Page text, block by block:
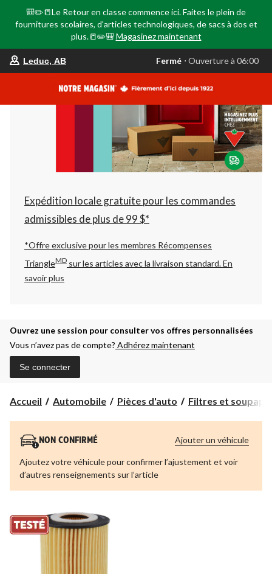
🎒✏️📒Le Retour en classe commence ici. Faites le plein de
fournitures scolaires, d'articles technologiques, de sacs à dos et
plus.📒✏️🎒 Magasinez maintenant
votre
est
AB,
Fermé,
Ouverture
à
06:00
changer
Leduc, AB Fermé ⋅ Ouverture à 06:00
Expédition locale gratuite pour les commandes
admissibles de plus de 99 $*
*Offre exclusive pour les membres Récompenses
TriangleMD sur les articles avec la livraison standard.En
savoir plus
Ouvrez une session pour consulter vos offres personnalisées
Vous n’avez pas de compte? Adhérez maintenant
Se connecter
Accueil Automobile Pièces d'auto Filtres et
NON CONFIRMÉ
Ajoutez votre véhicule pour confirmer l’ajustement et voir
d’autres renseignements sur l’article
Ajouter un véhicule